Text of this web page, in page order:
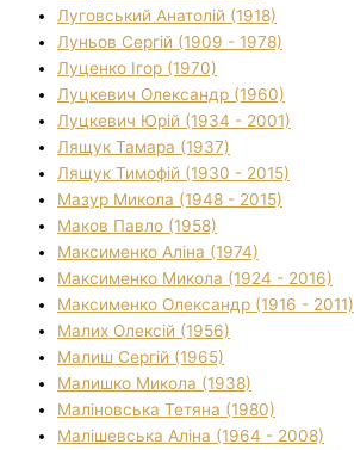
Луговський Анатолій (1918)
Луньов Сергій (1909 - 1978)
Луценко Ігор (1970)
Луцкевич Олександр (1960)
Луцкевич Юрій (1934 - 2001)
Лящук Тамара (1937)
Лящук Тимофій (1930 - 2015)
Мазур Микола (1948 - 2015)
Маков Павло (1958)
Максименко Аліна (1974)
Максименко Микола (1924 - 2016)
Максименко Олександр (1916 - 2011)
Малих Олексій (1956)
Малиш Сергій (1965)
Малишко Микола (1938)
Маліновська Тетяна (1980)
Малішевська Аліна (1964 - 2008)